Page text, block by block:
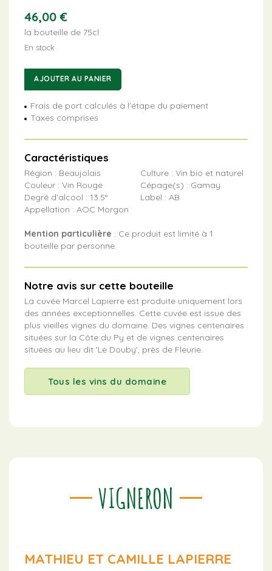
46,00€
la bouteille de 75cl
En stock
quantité
Marcel
Lapierre
AJOUTER AU PANIER
Frais de port calculés à l'étape du paiement
Taxes comprises
Caractéristiques
Région : Beaujolais
Couleur : Vin Rouge
Degré d'alcool : 13.5°
Appellation : AOC Morgon
Culture : Vin bio et naturel
Cépage(s) : Gamay
Label : AB
Mention particulière : Ce produit est limité à 1
bouteille par personne.
Notre avis sur cette bouteille
La cuvée Marcel Lapierre est produite uniquement lors
des années exceptionnelles. Cette cuvée est issue des
plus vieilles vignes du domaine. Des vignes centenaires
situées sur la Côte du Py et de vignes centenaires
situées au lieu dit 'Le Douby', près de Fleurie.
Tous les vins du domaine
VIGNERON
MATHIEU ET CAMILLE LAPIERRE